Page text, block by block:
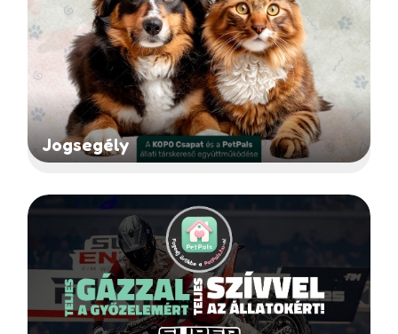
Jogsegély